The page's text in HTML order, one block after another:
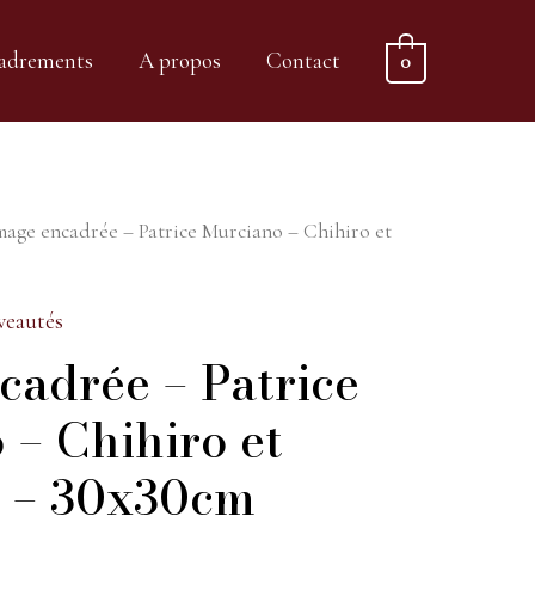
A propos Contact 0
encadrée – Patrice Murciano – Chihiro et
– Patrice
Chihiro et
30x30cm